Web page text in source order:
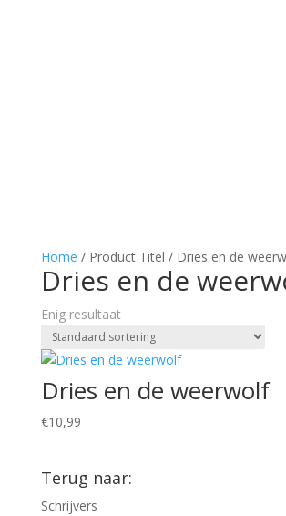
Home / Product Titel / Dries en de
Dries en de
Enig resultaat
Dries en de weerwolf
€10,99
Terug naar:
Schrijvers